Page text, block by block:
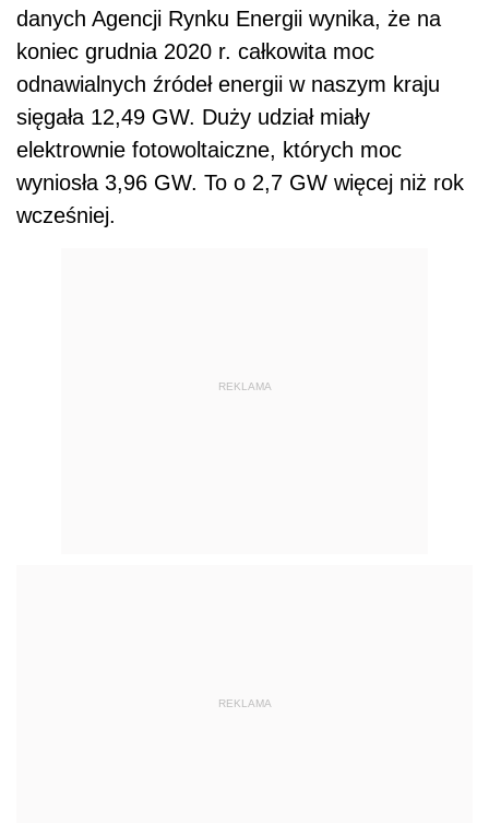
danych Agencji Rynku Energii wynika, że na
koniec grudnia 2020 r. całkowita moc
odnawialnych źródeł energii w naszym kraju
sięgała 12,49 GW. Duży udział miały
elektrownie fotowoltaiczne, których moc
wyniosła 3,96 GW. To o 2,7 GW więcej niż rok
wcześniej.
REKLAMA
REKLAMA